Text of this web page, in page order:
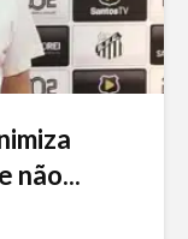
não...